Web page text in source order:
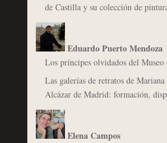
de Castilla y su colección de
Eduardo Puerto Mendoza
Los príncipes olvidados del Museo
Las galerías de retratos de
Alcázar de Madrid: formación,
Elena Campos